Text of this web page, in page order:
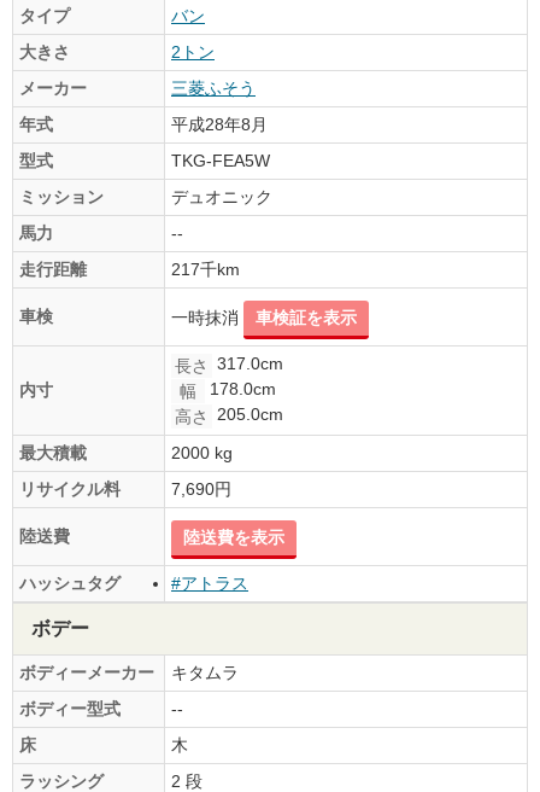
タイプ
バン
大きさ
2トン
メーカー
三菱ふそう
年式
平成28年8月
型式
TKG-FEA5W
ミッション
デュオニック
馬力
--
走行距離
217千km
車検 一時抹消 車検証を表示
内寸
長さ
317.0cm
幅
178.0cm
高さ
205.0cm
最大積載
2000 kg
リサイクル料
7,690円
陸送費 陸送費を表示
ハッシュタグ #アトラス
ボデー
ボディーメーカー
キタムラ
ボディー型式
--
床
木
ラッシング
2 段